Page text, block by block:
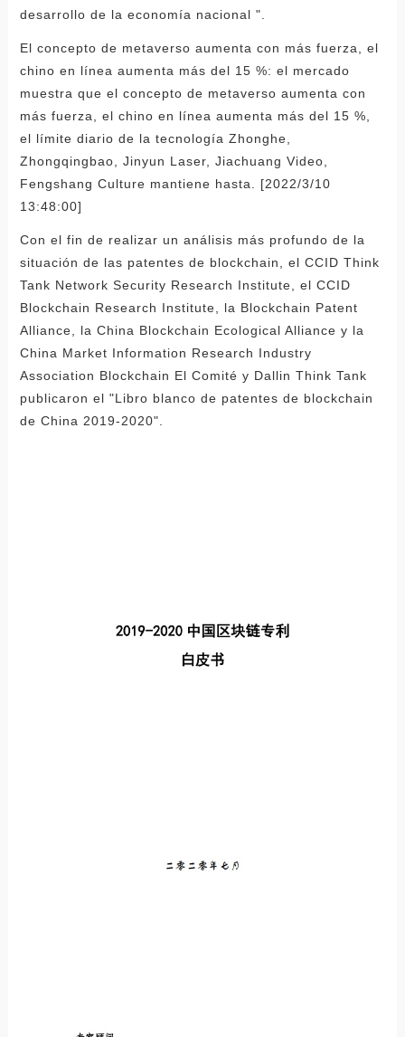
desarrollo de la economía nacional ".
El concepto de metaverso aumenta con más fuerza, el
chino en línea aumenta más del 15 %: el mercado
muestra que el concepto de metaverso aumenta con
más fuerza, el chino en línea aumenta más del 15 %,
el límite diario de la tecnología Zhonghe,
Zhongqingbao, Jinyun Laser, Jiachuang Video,
Fengshang Culture mantiene hasta. [2022/3/10
13:48:00]
Con el fin de realizar un análisis más profundo de la
situación de las patentes de blockchain, el CCID Think
Tank Network Security Research Institute, el CCID
Blockchain Research Institute, la Blockchain Patent
Alliance, la China Blockchain Ecological Alliance y la
China Market Information Research Industry
Association Blockchain El Comité y Dallin Think Tank
publicaron el "Libro blanco de patentes de blockchain
de China 2019-2020".